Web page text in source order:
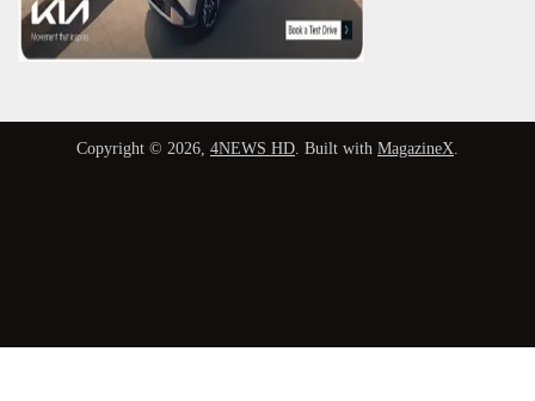
Copyright © 2026, 4NEWS HD . Built with MagazineX